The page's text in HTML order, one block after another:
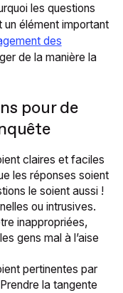
les questions
un élément important
des
de la manière la
pour de
claires et faciles
les réponses soient
le soient aussi !
ou intrusives.
inappropriées,
gens mal à l’aise
pertinentes par
la tangente